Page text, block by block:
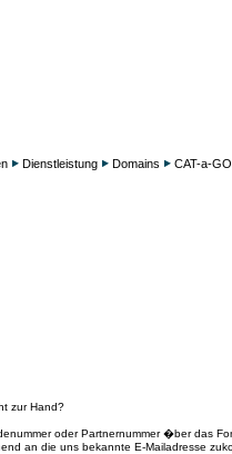
Dienstleistung Domains CAT-a-GO
zur Hand?
oder Partnernummer �ber das
an die uns bekannte E-Mailadresse